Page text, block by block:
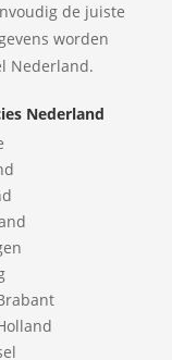
de juiste
worden
Nederland.
Nederland